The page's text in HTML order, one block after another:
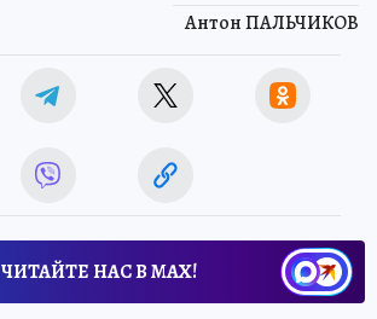
Антон ПАЛЬЧИКОВ
ЧИТАЙТЕ НАС В МАХ!